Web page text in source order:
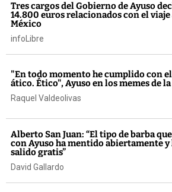
Tres cargos del Gobierno de Ayuso
14.800 euros relacionados con el viaje
México
infoLibre
"En todo momento he cumplido con
ático. Ético", Ayuso en los memes de
Raquel Valdeolivas
Alberto San Juan: “El tipo de barba
con Ayuso ha mentido abiertamente y
salido gratis”
David Gallardo